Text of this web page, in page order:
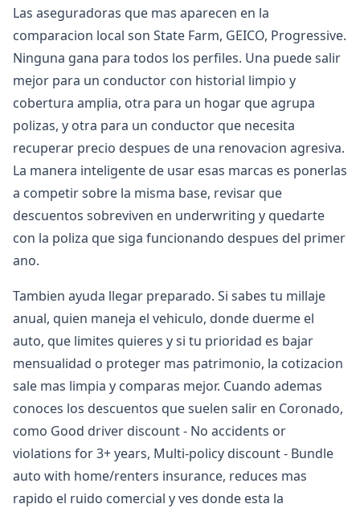
Las aseguradoras que mas aparecen en la
comparacion local son State Farm, GEICO, Progressive.
Ninguna gana para todos los perfiles. Una puede salir
mejor para un conductor con historial limpio y
cobertura amplia, otra para un hogar que agrupa
polizas, y otra para un conductor que necesita
recuperar precio despues de una renovacion agresiva.
La manera inteligente de usar esas marcas es ponerlas
a competir sobre la misma base, revisar que
descuentos sobreviven en underwriting y quedarte
con la poliza que siga funcionando despues del primer
ano.
Tambien ayuda llegar preparado. Si sabes tu millaje
anual, quien maneja el vehiculo, donde duerme el
auto, que limites quieres y si tu prioridad es bajar
mensualidad o proteger mas patrimonio, la cotizacion
sale mas limpia y comparas mejor. Cuando ademas
conoces los descuentos que suelen salir en Coronado,
como Good driver discount - No accidents or
violations for 3+ years, Multi-policy discount - Bundle
auto with home/renters insurance, reduces mas
rapido el ruido comercial y ves donde esta la